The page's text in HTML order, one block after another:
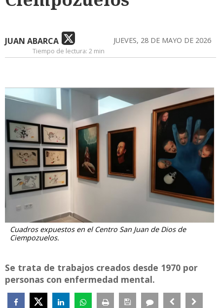
JUAN ABARCA JUEVES, 28 DE MAYO DE 2026
Tiempo de lectura: 2 min
Cuadros expuestos en el Centro San Juan de Dios de
Ciempozuelos.
Se trata de trabajos creados desde 1970 por
personas con enfermedad mental.